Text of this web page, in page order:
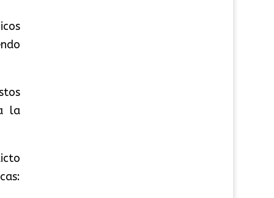
la